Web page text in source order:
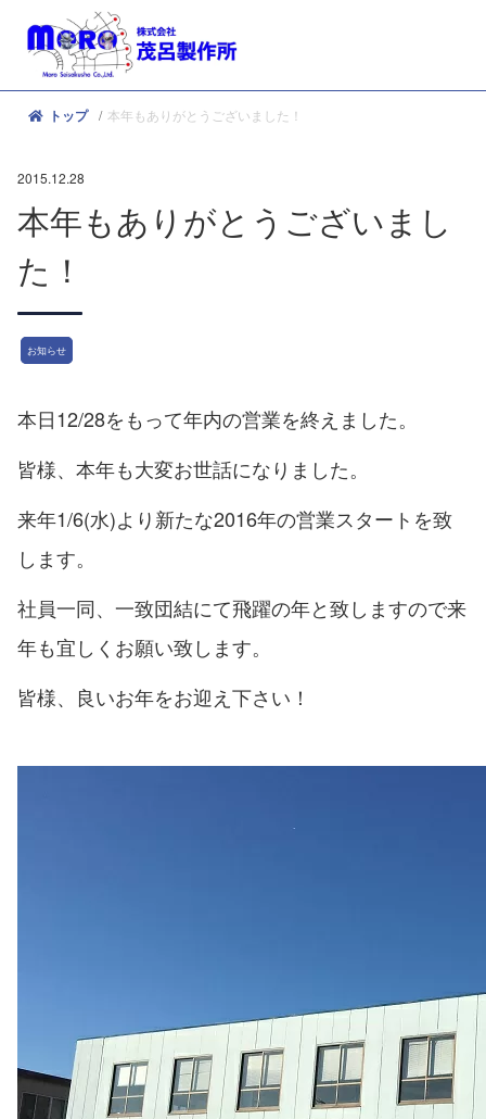
トップ 本年もありがとうございました！
2015.12.28
本年もありがとうございまし
た！
お知らせ
本日12/28をもって年内の営業を終えました。
皆様、本年も大変お世話になりました。
来年1/6(水)より新たな2016年の営業スタートを致
します。
社員一同、一致団結にて飛躍の年と致しますので来
年も宜しくお願い致します。
皆様、良いお年をお迎え下さい！